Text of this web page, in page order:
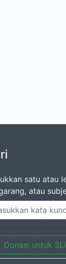
satu atau
atau
Donasi untuk